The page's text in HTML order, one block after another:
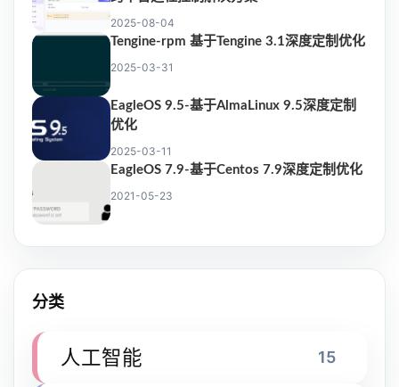
2025-08-04
Tengine-rpm 基于Tengine 3.1深度定制优化
2025-03-31
EagleOS 9.5-基于AlmaLinux 9.5深度定制
优化
2025-03-11
EagleOS 7.9-基于Centos 7.9深度定制优化
2021-05-23
分类
人工智能 15